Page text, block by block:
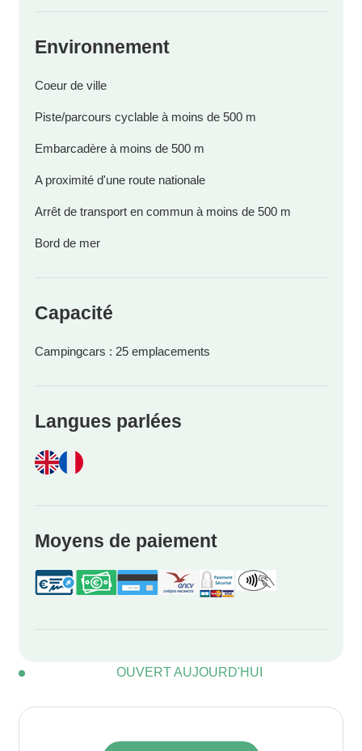
Environnement
Coeur de ville
Piste/parcours cyclable à moins de 500 m
Embarcadère à moins de 500 m
A proximité d'une route nationale
Arrêt de transport en commun à moins de 500 m
Bord de mer
Capacité
Campingcars : 25 emplacements
Langues parlées
Moyens de paiement
OUVERT AUJOURD'HUI